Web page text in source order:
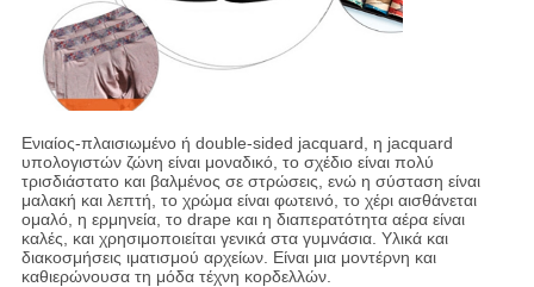
Ενιαίος-πλαισιωμένο ή double-sided jacquard, η jacquard
υπολογιστών ζώνη είναι μοναδικό, το σχέδιο είναι πολύ
τρισδιάστατο και βαλμένος σε στρώσεις, ενώ η σύσταση είναι
μαλακή και λεπτή, το χρώμα είναι φωτεινό, το χέρι αισθάνεται
ομαλό, η ερμηνεία, το drape και η διαπερατότητα αέρα είναι
καλές, και χρησιμοποιείται γενικά στα γυμνάσια. Υλικά και
διακοσμήσεις ιματισμού αρχείων. Είναι μια μοντέρνη και
καθιερώνουσα τη μόδα τέχνη κορδελλών.